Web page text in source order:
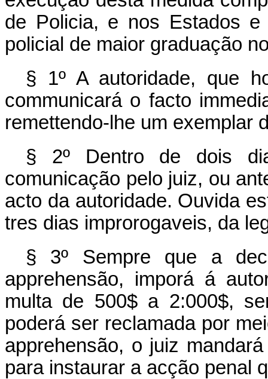
de Policia, e nos Estados e
policial de maior graduação
§ 1º A autoridade, que
communicará o facto
remettendo-lhe um exemplar
§ 2º Dentro de dois
comunicação pelo juiz, ou
acto da autoridade. Ouvida
tres dias improrogaveis, da
§ 3º Sempre que a
apprehensão, imporá á
multa de 500$ a 2:000$,
poderá ser reclamada por
apprehensão, o juiz
para instaurar a acção penal